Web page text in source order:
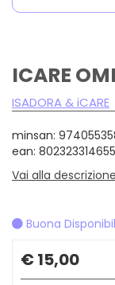
ICARE
ISADORA & iCARE
minsan:
ean:
Vai alla
Buona
Prezzo
€ 15,00